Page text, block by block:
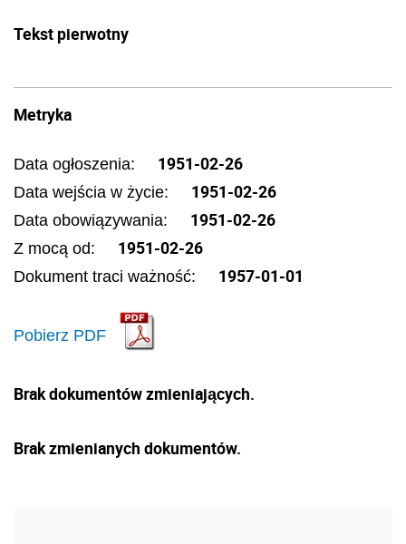
Tekst pierwotny
Metryka
Data ogłoszenia: 1951-02-26
Data wejścia w życie: 1951-02-26
Data obowiązywania: 1951-02-26
Z mocą od: 1951-02-26
Dokument traci ważność: 1957-01-01
Pobierz PDF
Brak dokumentów zmieniających.
Brak zmienianych dokumentów.